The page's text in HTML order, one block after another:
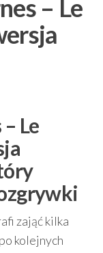
– Le
Le
zająć kilka
kolejnych